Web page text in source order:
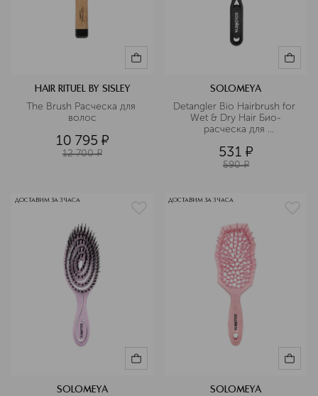
HAIR RITUEL BY SISLEY
The Brush Расческа для
волос
10 795 ¤
12 700 ¤
SOLOMEYA
Detangler Bio Hairbrush for
Wet & Dry Hair Био-
расческа для
влажных волос из
натурального кофе
531 ¤
590 ¤
ДОСТАВИМ ЗА 3 ЧАСА
SOLOMEYA
ДОСТАВИМ ЗА 3 ЧАСА
SOLOMEYA